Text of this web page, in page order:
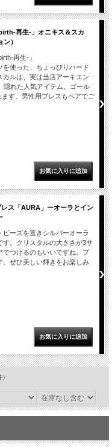
再生-」オニキス＆スカ
）
再生-」
を使った、ちょっぴりハード
ルは、実は当店アーキエン
隠れた人気アイテム。ゴール
す。男性用ブレスもペアでご
レス「AURA」ーオーラとイン
ビーズを置きシルバーオーラ
す。クリスタルの大きさが3サ
でつけるのもいいですね。プ
。ぜひ美しい輝きをお楽しみ